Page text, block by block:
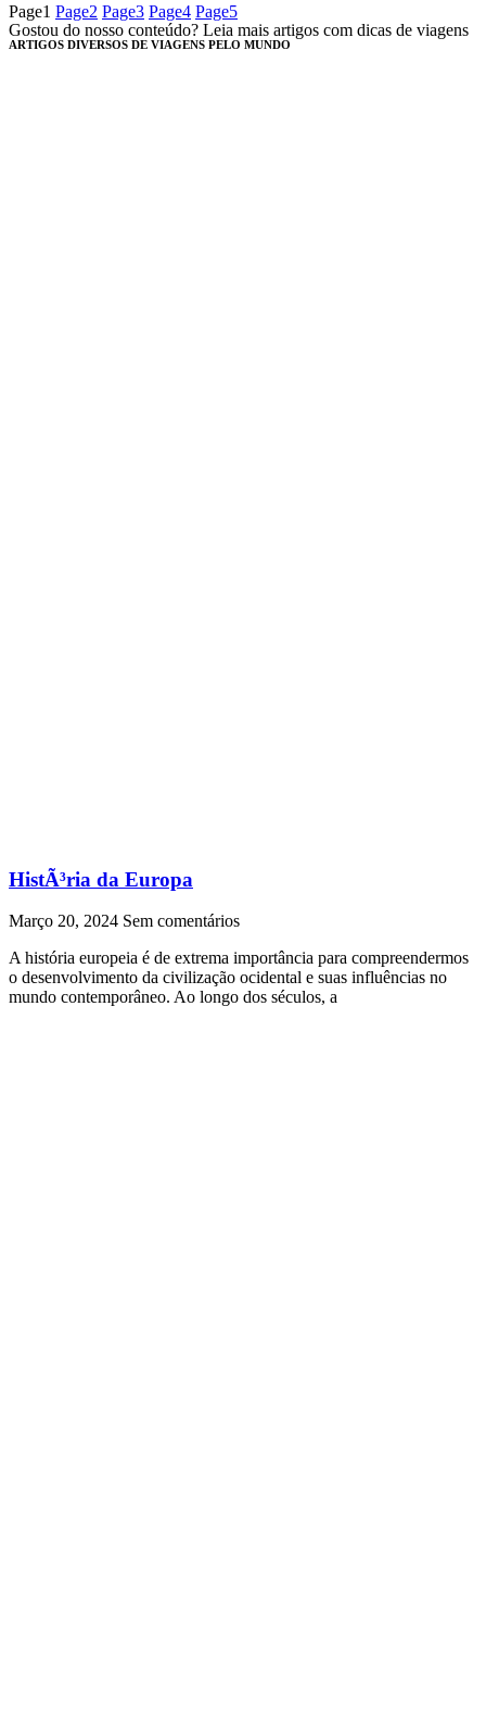
Page1 Page2 Page3 Page4 Page5
Gostou do nosso conteúdo? Leia mais artigos com dicas de viagens
ARTIGOS DIVERSOS DE VIAGENS PELO MUNDO​
HistÃ³ria da Europa
Março 20, 2024 Sem comentários
A história europeia é de extrema importância para compreendermos
o desenvolvimento da civilização ocidental e suas influências no
mundo contemporâneo. Ao longo dos séculos, a